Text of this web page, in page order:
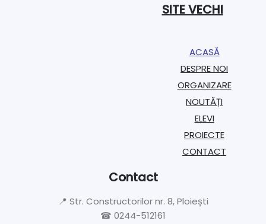
SITE VECHI
ACASĂ
DESPRE NOI
ORGANIZARE​
NOUTĂȚI
ELEVI
PROIECTE​
CONTACT
Contact
📍 Str. Constructorilor nr. 8, Ploiești
☎ 0244-512161